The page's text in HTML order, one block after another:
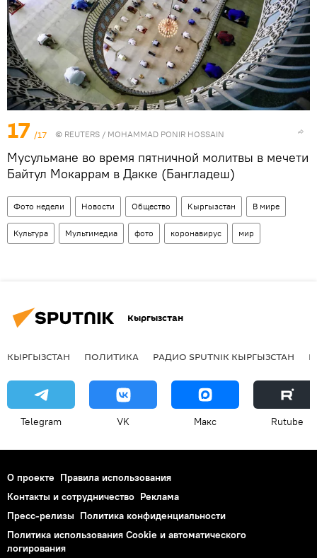
17 /17 © REUTERS / MOHAMMAD PONIR HOSSAIN
Мусульмане во время пятничной молитвы в мечети
Байтул Мокаррам в Дакке (Бангладеш)
Фото недели Новости Общество Кыргызстан В мире
Культура Мультимедиа фото коронавирус мир
Кыргызстан
КЫРГЫЗСТАН ПОЛИТИКА РАДИО SPUTNIK КЫРГЫЗСТАН
Telegram VK Макс Rutube
О проекте Правила использования
Контакты и сотрудничество Реклама
Пресс-релизы Политика конфиденциальности
Политика использования Cookie и автоматического
логирования